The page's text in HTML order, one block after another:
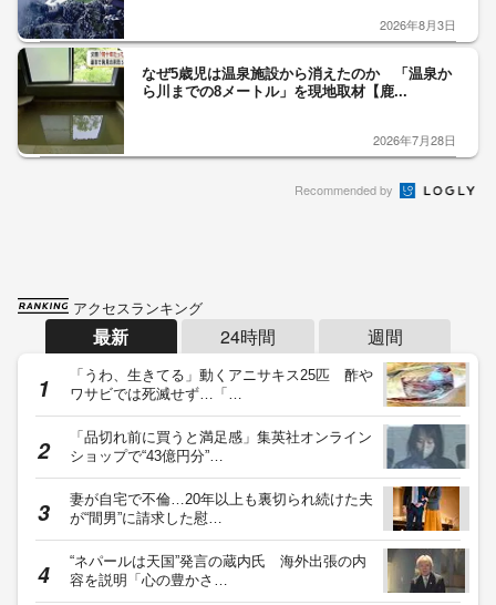
2026年8月3日
なぜ5歳児は温泉施設から消えたのか 「温泉か
ら川までの8メートル」を現地取材【鹿...
2026年7月28日
Recommended by
アクセスランキング
最新 24時間 週間
「うわ、生きてる」動くアニサキス25匹 酢や
ワサビでは死滅せず…「…
「品切れ前に買うと満足感」集英社オンライン
ショップで“43億円分”…
妻が自宅で不倫…20年以上も裏切られ続けた夫
が“間男”に請求した慰…
“ネパールは天国”発言の蔵内氏 海外出張の内
容を説明「心の豊かさ…